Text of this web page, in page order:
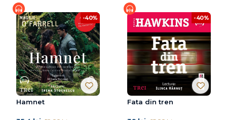
-40%
Hamnet
-40%
Fata din tren